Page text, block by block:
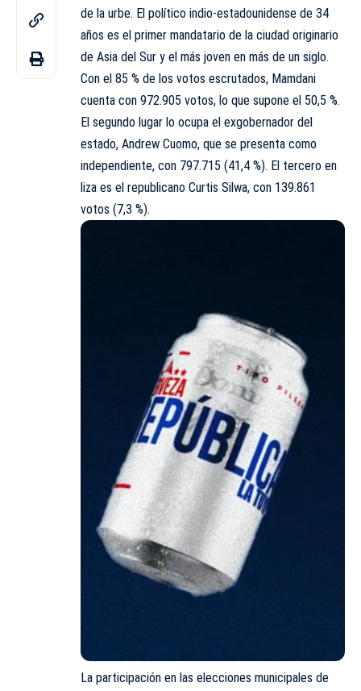
de la urbe. El político indio-estadounidense de 34
años es el primer mandatario de la ciudad originario
de Asia del Sur y el más joven en más de un siglo.
Con el 85 % de los votos escrutados, Mamdani
cuenta con 972.905 votos, lo que supone el 50,5 %.
El segundo lugar lo ocupa el exgobernador del
estado, Andrew Cuomo, que se presenta como
independiente, con 797.715 (41,4 %). El tercero en
liza es el republicano Curtis Silwa, con 139.861
votos (7,3 %).
La participación en las elecciones municipales de